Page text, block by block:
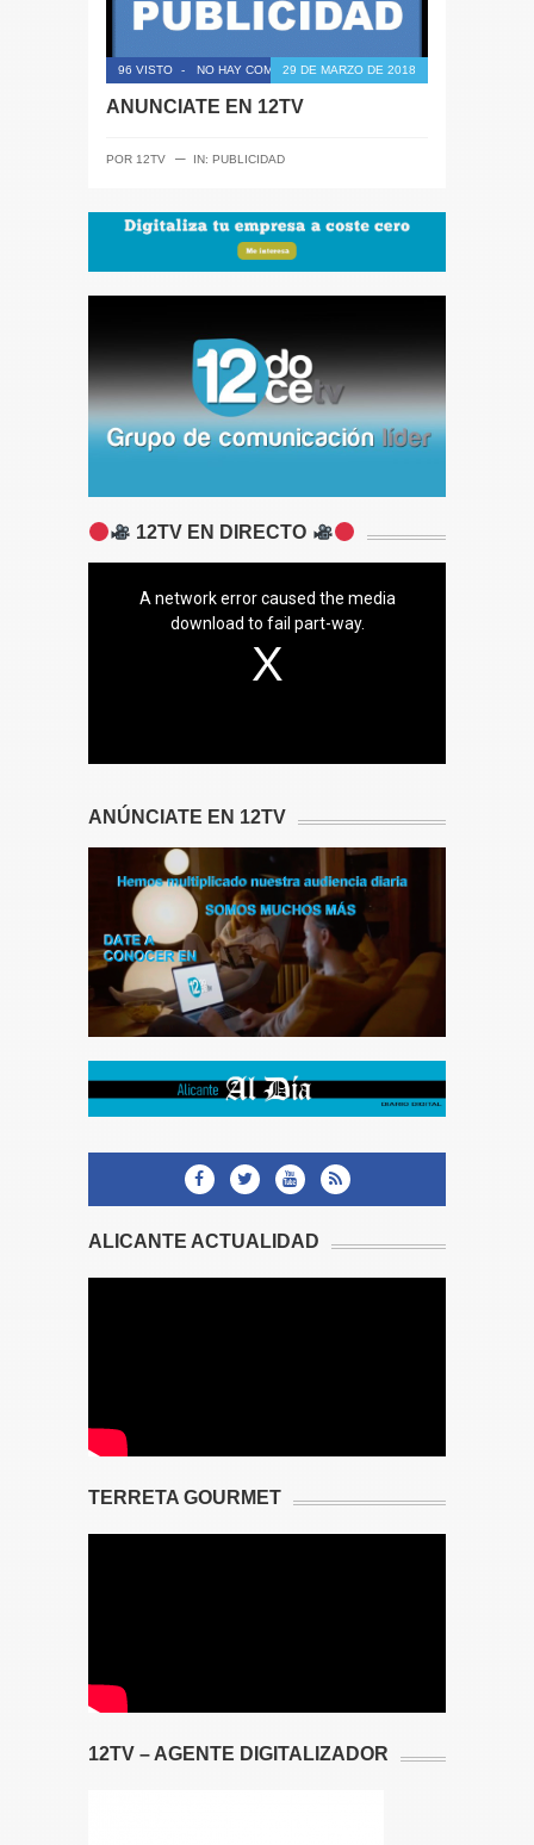
96 VISTO - NO HAY COMENTARIOS29 DE MARZO DE 2018
ANUNCIATE EN 12TV
POR 12TV ─ IN: PUBLICIDAD
12TV EN DIRECTO
A network error caused the media
download to fail part-way.
ANÚNCIATE EN 12TV
ALICANTE ACTUALIDAD
TERRETA GOURMET
12TV – AGENTE DIGITALIZADOR